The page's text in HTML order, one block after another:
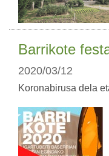
Barrikote
2020/03/12
Koronabirusa dela